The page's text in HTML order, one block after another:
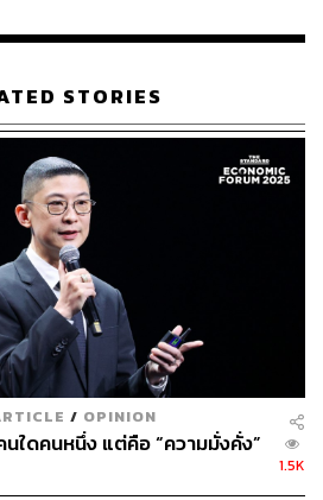
กว้าง ที่นี่ไม่เพียงดูแลสุขภาพกาย แต่
ถูกออกแบบเฉพาะบุคคล
การ การบำบัดกายภาพ โยคะ
ติกรรมการใช้ชีวิต
ศาสตร์ตะวันออกและตะวันตก
รแพทย์ตะวันตก เช่น กายภาพบำบัด
กับศาสตร์ตะวันออกอย่างอายุรเวท
ย่างกลมกลืน ไม่ใช่แค่ให้บริการ
เน้น ‘การฟื้นฟูอย่างลึกซึ้ง’ ให้
อยู่ในจุดสมดุล
STORIES
/ OPINION
ใดคนหนึ่ง แต่คือ “ความมั่งคั่ง”
1.5K